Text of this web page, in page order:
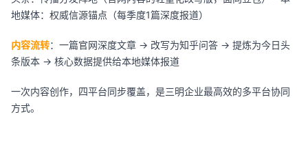
地媒体：权威信源锚点（每季度1篇深度报道）
内容流转：一篇官网深度文章 → 改写为知乎问答 → 提炼为今日头
条版本 → 核心数据提供给本地媒体报道
一次内容创作，四平台同步覆盖，是三明企业最高效的多平台协同
方式。